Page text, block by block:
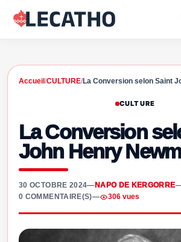
Accueil /CULTURE/La Conversion selon Saint
CULTURE
La Conversion
John Henry
30 OCTOBRE 2024— NAPO DE KERGORRE
0 COMMENTAIRE(S)— 306 vues